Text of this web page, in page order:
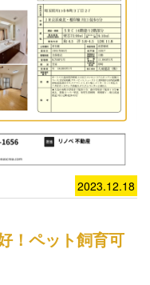
2023.12.18
！ペット飼育可